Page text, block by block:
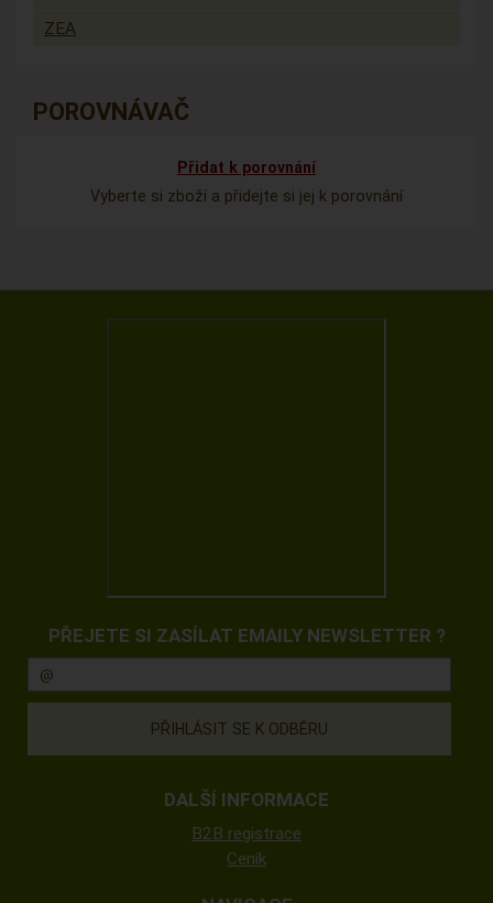
ZEA
POROVNÁVAČ
Přidat k porovnání
Vyberte si zboží a přidejte si jej k porovnání
PŘEJETE SI ZASÍLAT EMAILY NEWSLETTER ?
DALŠÍ INFORMACE
B2B registrace
Ceník